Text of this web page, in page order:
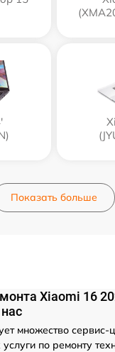
Показать больше
Xiaomi 16
множество сервис-
по ремонту